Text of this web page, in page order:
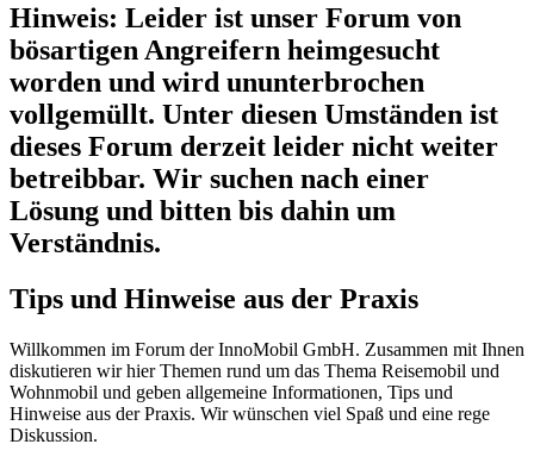
Hinweis: Leider ist unser Forum von
bösartigen Angreifern heimgesucht
worden und wird ununterbrochen
vollgemüllt. Unter diesen Umständen ist
dieses Forum derzeit leider nicht weiter
betreibbar. Wir suchen nach einer
Lösung und bitten bis dahin um
Verständnis.
Tips und Hinweise aus der Praxis
Willkommen im Forum der InnoMobil GmbH. Zusammen mit Ihnen
diskutieren wir hier Themen rund um das Thema Reisemobil und
Wohnmobil und geben allgemeine Informationen, Tips und
Hinweise aus der Praxis. Wir wünschen viel Spaß und eine rege
Diskussion.